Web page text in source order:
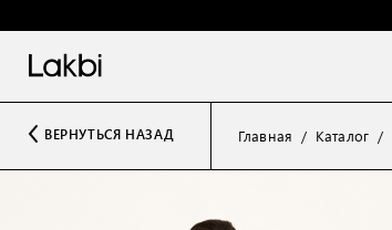
ВЕРНУТЬСЯ НАЗАД Главная Каталог